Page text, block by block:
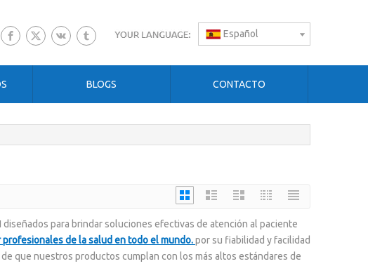
Español
BLOGS CONTACTO
para brindar soluciones efectivas de atención al paciente
de la salud en todo el mundo.por su fiabilidad y facilidad
que nuestros productos cumplan con los más altos estándares de